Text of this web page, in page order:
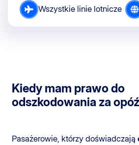
Wszystkie linie lotnicze
Kiedy mam prawo do
odszkodowania za
Pasażerowie, którzy doświadczają